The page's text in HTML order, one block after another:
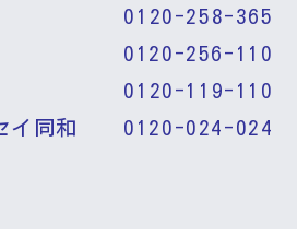
上 0120-258-365
ン 0120-256-110
動 0120-119-110
イ同和 0120-024-024